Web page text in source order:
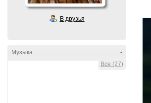
В друзья
-
Музыка
Все (27)